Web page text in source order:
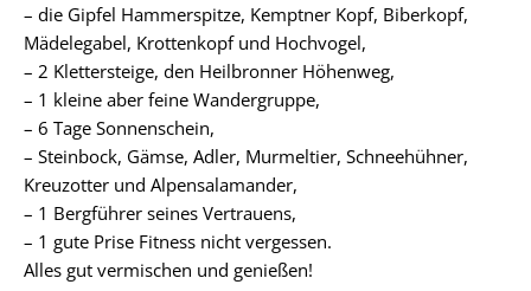
– die Gipfel Hammerspitze, Kemptner Kopf, Biberkopf,
Mädelegabel, Krottenkopf und Hochvogel,
– 2 Klettersteige, den Heilbronner Höhenweg,
– 1 kleine aber feine Wandergruppe,
– 6 Tage Sonnenschein,
– Steinbock, Gämse, Adler, Murmeltier, Schneehühner,
Kreuzotter und Alpensalamander,
– 1 Bergführer seines Vertrauens,
– 1 gute Prise Fitness nicht vergessen.
Alles gut vermischen und genießen!